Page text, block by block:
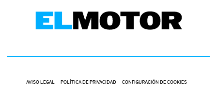
AVISO LEGAL POLÍTICA DE PRIVACIDAD CONFIGURACIÓN DE COOKIES